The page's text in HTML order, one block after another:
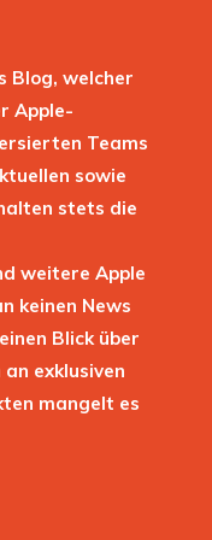
Blog, welcher
Apple-
Teams
sowie
stets die
weitere Apple
keinen News
Blick über
exklusiven
mangelt es